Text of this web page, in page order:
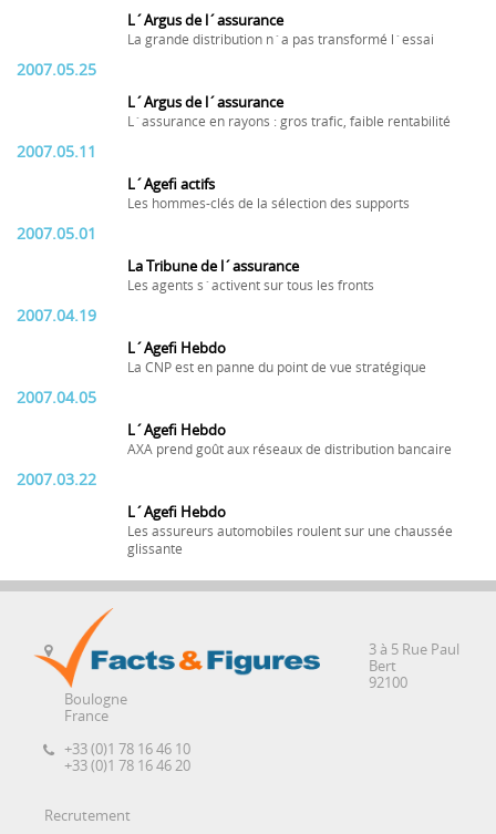
L´Argus de l´assurance
La grande distribution n´a pas transformé l´essai
2007.05.25
L´Argus de l´assurance
L´assurance en rayons : gros trafic, faible rentabilité
2007.05.11
L´Agefi actifs
Les hommes-clés de la sélection des supports
2007.05.01
La Tribune de l´assurance
Les agents s´activent sur tous les fronts
2007.04.19
L´Agefi Hebdo
La CNP est en panne du point de vue stratégique
2007.04.05
L´Agefi Hebdo
AXA prend goût aux réseaux de distribution bancaire
2007.03.22
L´Agefi Hebdo
Les assureurs automobiles roulent sur une chaussée
glissante
3 à 5 Rue Paul
Bert
92100
Boulogne
France
+33 (0)1 78 16 46 10
+33 (0)1 78 16 46 20
Recrutement